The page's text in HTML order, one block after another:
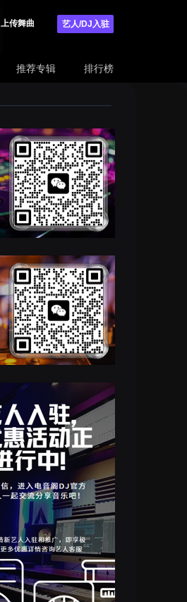
上传舞曲 艺人/DJ入驻
推荐专辑 排行榜